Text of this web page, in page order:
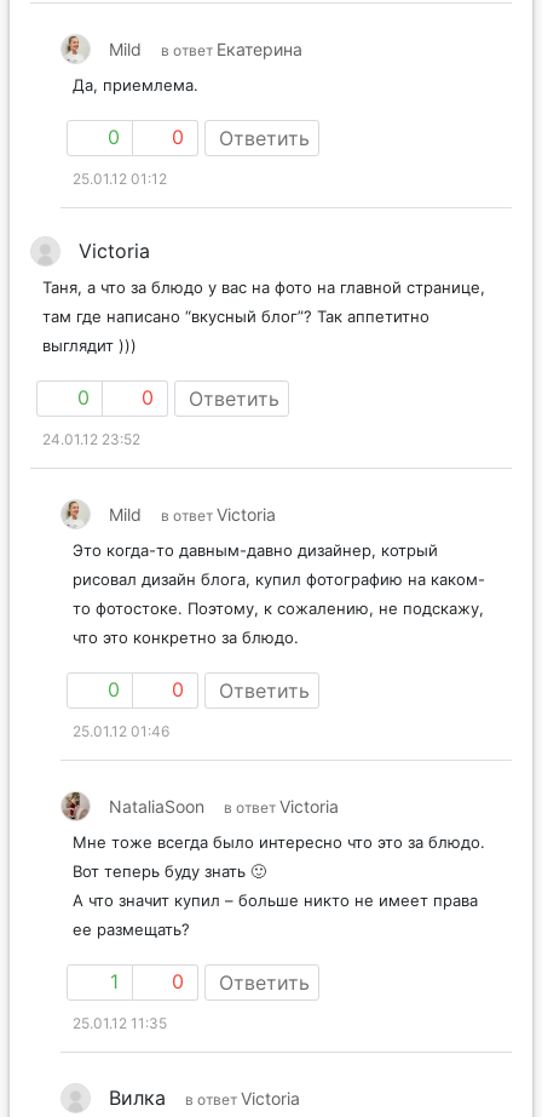
Mild в ответ Екатерина
Да, приемлема.
0 0 Ответить
25.01.12 01:12
Victoria
Таня, а что за блюдо у вас на фото на главной странице,
там где написано “вкусный блог”? Так аппетитно
выглядит )))
0 0 Ответить
24.01.12 23:52
Mild в ответ Victoria
Это когда-то давным-давно дизайнер, котрый
рисовал дизайн блога, купил фотографию на каком-
то фотостоке. Поэтому, к сожалению, не подскажу,
что это конкретно за блюдо.
0 0 Ответить
25.01.12 01:46
NataliaSoon в ответ Victoria
Мне тоже всегда было интересно что это за блюдо.
Вот теперь буду знать 🙂
А что значит купил – больше никто не имеет права
ее размещать?
1 0 Ответить
25.01.12 11:35
Вилка в ответ Victoria